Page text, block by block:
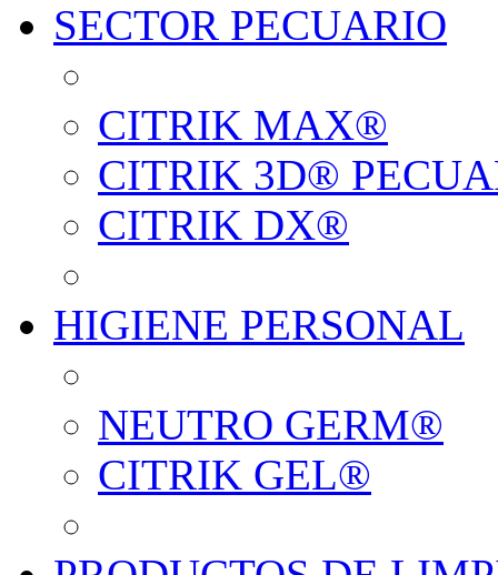
SECTOR PECUARIO
CITRIK MAX®
CITRIK 3D®
CITRIK DX®
HIGIENE PERSONAL
NEUTRO GERM®
CITRIK GEL®